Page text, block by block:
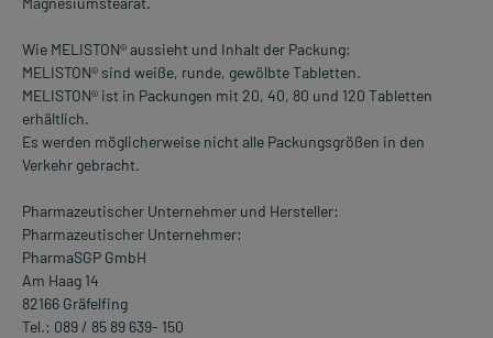
Wie MELISTON® aussieht und Inhalt der Packung:
MELISTON® sind weiße, runde, gewölbte Tabletten.
MELISTON® ist in Packungen mit 20, 40, 80 und 120 Tabletten
erhältlich.
Es werden möglicherweise nicht alle Packungsgrößen in den
Verkehr gebracht.
Pharmazeutischer Unternehmer und Hersteller:
Pharmazeutischer Unternehmer:
PharmaSGP GmbH
Am Haag 14
82166 Gräfelfing
Tel.: 089 / 85 89 639- 150